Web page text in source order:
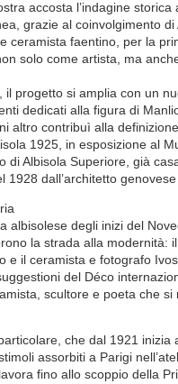
accosta l’indagine storica
grazie al coinvolgimento di
ceramista faentino, per la
solo come artista, ma
il progetto si amplia con un
dedicati alla figura di
altro contribuì alla
1925, in esposizione al
di Albisola Superiore, già
1928 dall’architetto
albisolese degli inizi del
la strada alla modernità:
e il ceramista e fotografo
del Déco
scultore e poeta che si
che dal 1921 inizia
assorbiti a Parigi
fino allo scoppio della